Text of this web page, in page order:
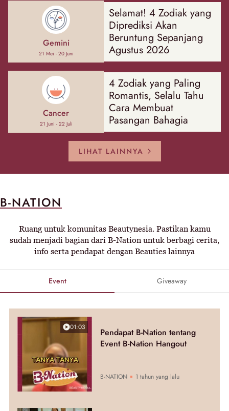
Gemini
21 Mei - 20 Juni
Selamat! 4 Zodiak yang
Diprediksi Akan
Beruntung Sepanjang
Agustus 2026
Cancer
21 Juni - 22 Juli
4 Zodiak yang Paling
Romantis, Selalu Tahu
Cara Membuat
Pasangan Bahagia
LIHAT LAINNYA
B-NATION
Ruang untuk komunitas Beautynesia. Pastikan kamu
sudah menjadi bagian dari B-Nation untuk berbagi cerita,
info serta pendapat dengan Beauties lainnya
Event Giveaway
01:03
Pendapat B-Nation tentang
Event B-Nation Hangout
B-NATION 1 tahun yang lalu